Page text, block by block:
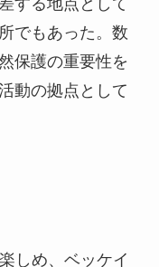
で観察できる人
草原が調和した
物館では、ベッ